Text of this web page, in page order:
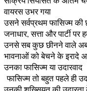
वायरस उभर गया
उसने सर्वप्रथम फासिज्म की
जनाधार, सत्ता और पार्टी पर
उनसे सब कुछ छीनने वाले अब
भावनाओं को बेचने के इरादे
उनका फासिज्म या उदारवाद
फासिज्म तो बहुत पहले ही